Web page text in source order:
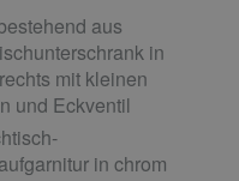
aus
in
mit kleinen
und Eckventil
in chrom